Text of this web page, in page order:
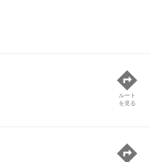
ルート
を見る